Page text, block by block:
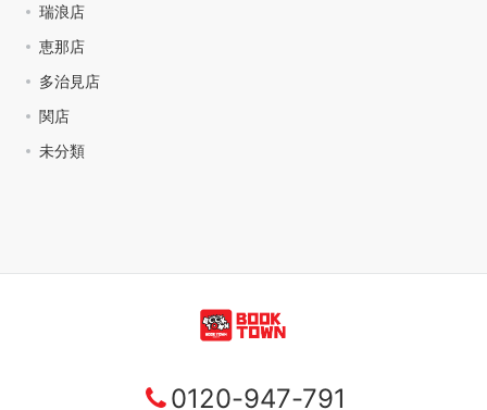
瑞浪店
恵那店
多治見店
関店
未分類
0120-947-791